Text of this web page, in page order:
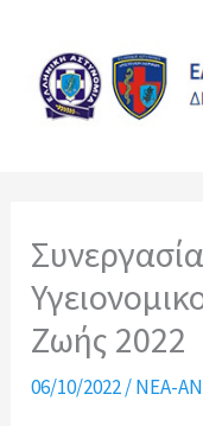
περιεχόμενο
Ζωής 2022
06/10/2022/ΝΕΑ-